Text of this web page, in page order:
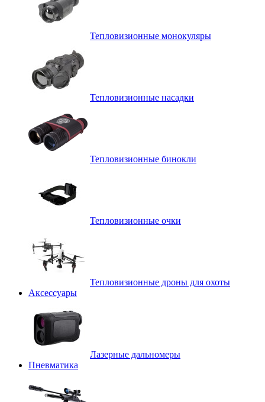
Тепловизионные монокуляры
Тепловизионные насадки
Тепловизионные бинокли
Тепловизионные очки
Тепловизионные дроны для охоты
Аксессуары
Лазерные дальномеры
Пневматика